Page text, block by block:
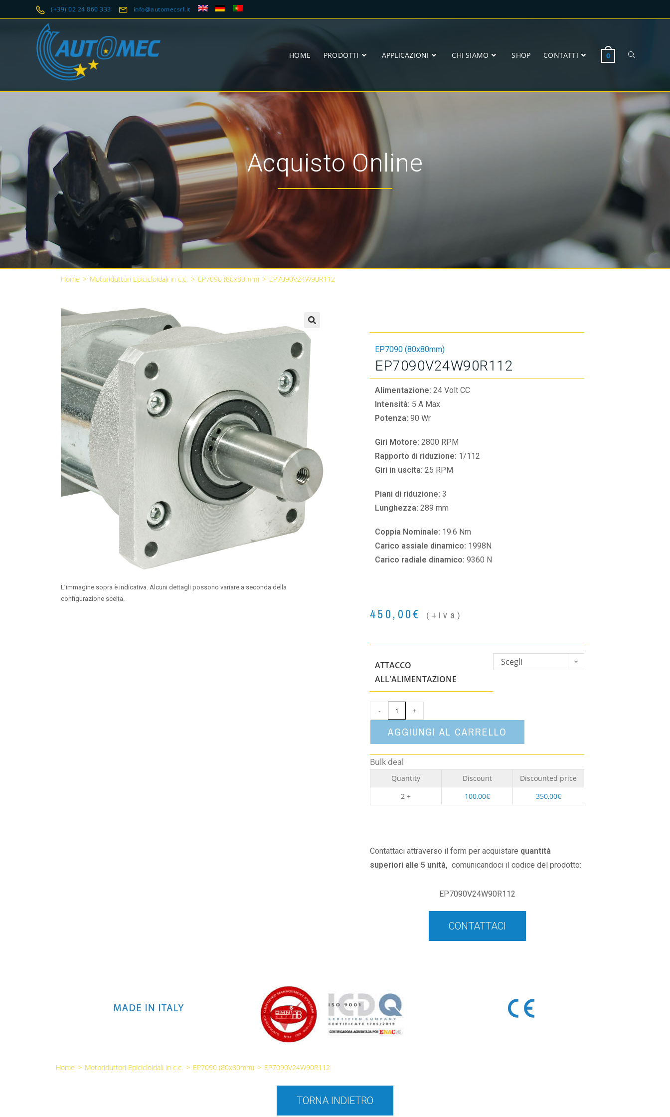
(+39) 02 24 860 333 info@automecsrl.it
HOME PRODOTTI APPLICAZIONI CHI SIAMO SHOP CONTATTI 0
Acquisto Online
Home > Motoriduttori Epicicloidali in c.c. > EP7090 (80x80mm) > EP7090V24W90R112
🔍
L’immagine sopra è indicativa. Alcuni dettagli possono variare a seconda della
configurazione scelta.
EP7090 (80x80mm)
EP7090V24W90R112
Alimentazione: 24 Volt CC
Intensità: 5 A Max
Potenza: 90 Wr
Giri Motore: 2800 RPM
Rapporto di riduzione: 1/112
Giri in uscita: 25 RPM
Piani di riduzione: 3
Lunghezza: 289 mm
Coppia Nominale: 19.6 Nm
Carico assiale dinamico: 1998N
Carico radiale dinamico: 9360 N
450,00€ (+iva)
ATTACCO
ALL'ALIMENTAZIONE
Scegli
- +
AGGIUNGI AL CARRELLO
Bulk deal
Quantity Discount
Discounted price
2 +
100,00€ 350,00€
Contattaci attraverso il form per acquistare quantità
superiori alle 5 unità, comunicandoci il codice del prodotto:
EP7090V24W90R112
CONTATTACI
Home > Motoriduttori Epicicloidali in c.c. > EP7090 (80x80mm) > EP7090V24W90R112
TORNA INDIETRO